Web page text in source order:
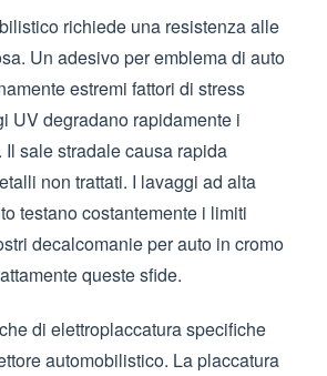
richiede una resistenza alle
Un adesivo per emblema di auto
estremi fattori di stress
UV degradano rapidamente i
sale stradale causa rapida
non trattati. I lavaggi ad alta
testano costantemente i limiti
decalcomanie per auto in cromo
queste sfide.
di elettroplaccatura specifiche
automobilistico. La placcatura